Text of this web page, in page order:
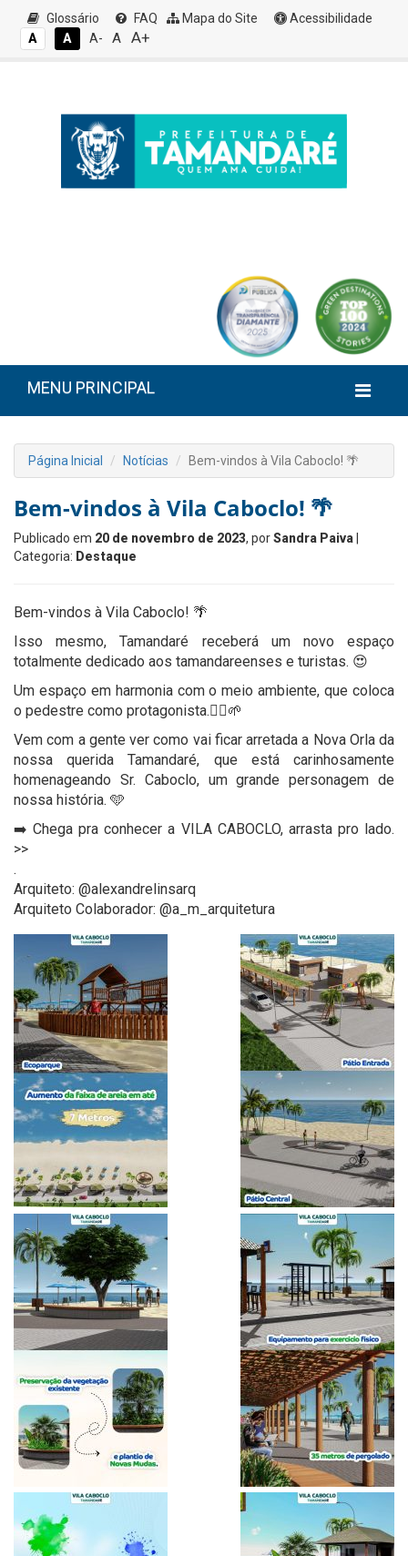
Glossário FAQ Mapa do Site
Acessibilidade
A
A A- A A+
MENU PRINCIPAL
Página Inicial Notícias Bem-vindos à Vila Caboclo! 🌴
Bem-vindos à Vila Caboclo! 🌴
Publicado em 20 de novembro de 2023, porSandra Paiva
Categoria: Destaque
Bem-vindos à Vila Caboclo! 🌴
Isso mesmo, Tamandaré receberá um novo espaço
totalmente dedicado aos tamandareenses e turistas. 😍
Um espaço em harmonia com o meio ambiente, que coloca
o pedestre como protagonista.🚶‍♂️🌱
Vem com a gente ver como vai ficar arretada a Nova Orla da
nossa querida Tamandaré, que está carinhosamente
homenageando Sr. Caboclo, um grande personagem de
nossa história. 🩵
➡️ Chega pra conhecer a VILA CABOCLO, arrasta pro lado.
>>
.
Arquiteto: @alexandrelinsarq
Arquiteto Colaborador: @a_m_arquitetura